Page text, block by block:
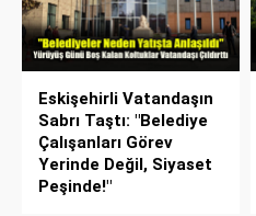
Eskişehirli Vatandaşın
Sabrı Taştı: "Belediye
Çalışanları Görev
Yerinde Değil, Siyaset
Peşinde!"